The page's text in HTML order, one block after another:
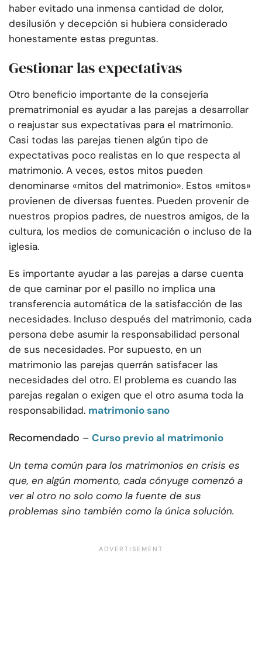
haber evitado una inmensa cantidad de dolor,
desilusión y decepción si hubiera considerado
honestamente estas preguntas.
Gestionar las expectativas
Otro beneficio importante de la consejería
prematrimonial es ayudar a las parejas a desarrollar
o reajustar sus expectativas para el matrimonio.
Casi todas las parejas tienen algún tipo de
expectativas poco realistas en lo que respecta al
matrimonio. A veces, estos mitos pueden
denominarse «mitos del matrimonio». Estos «mitos»
provienen de diversas fuentes. Pueden provenir de
nuestros propios padres, de nuestros amigos, de la
cultura, los medios de comunicación o incluso de la
iglesia.
Es importante ayudar a las parejas a darse cuenta
de que caminar por el pasillo no implica una
transferencia automática de la satisfacción de las
necesidades. Incluso después del matrimonio, cada
persona debe asumir la responsabilidad personal
de sus necesidades. Por supuesto, en un
matrimonio las parejas querrán satisfacer las
necesidades del otro. El problema es cuando las
parejas regalan o exigen que el otro asuma toda la
responsabilidad. matrimonio sano
Recomendado – Curso previo al matrimonio
Un tema común para los matrimonios en crisis es
que, en algún momento, cada cónyuge comenzó a
ver al otro no solo como la fuente de sus
problemas sino también como la única solución.